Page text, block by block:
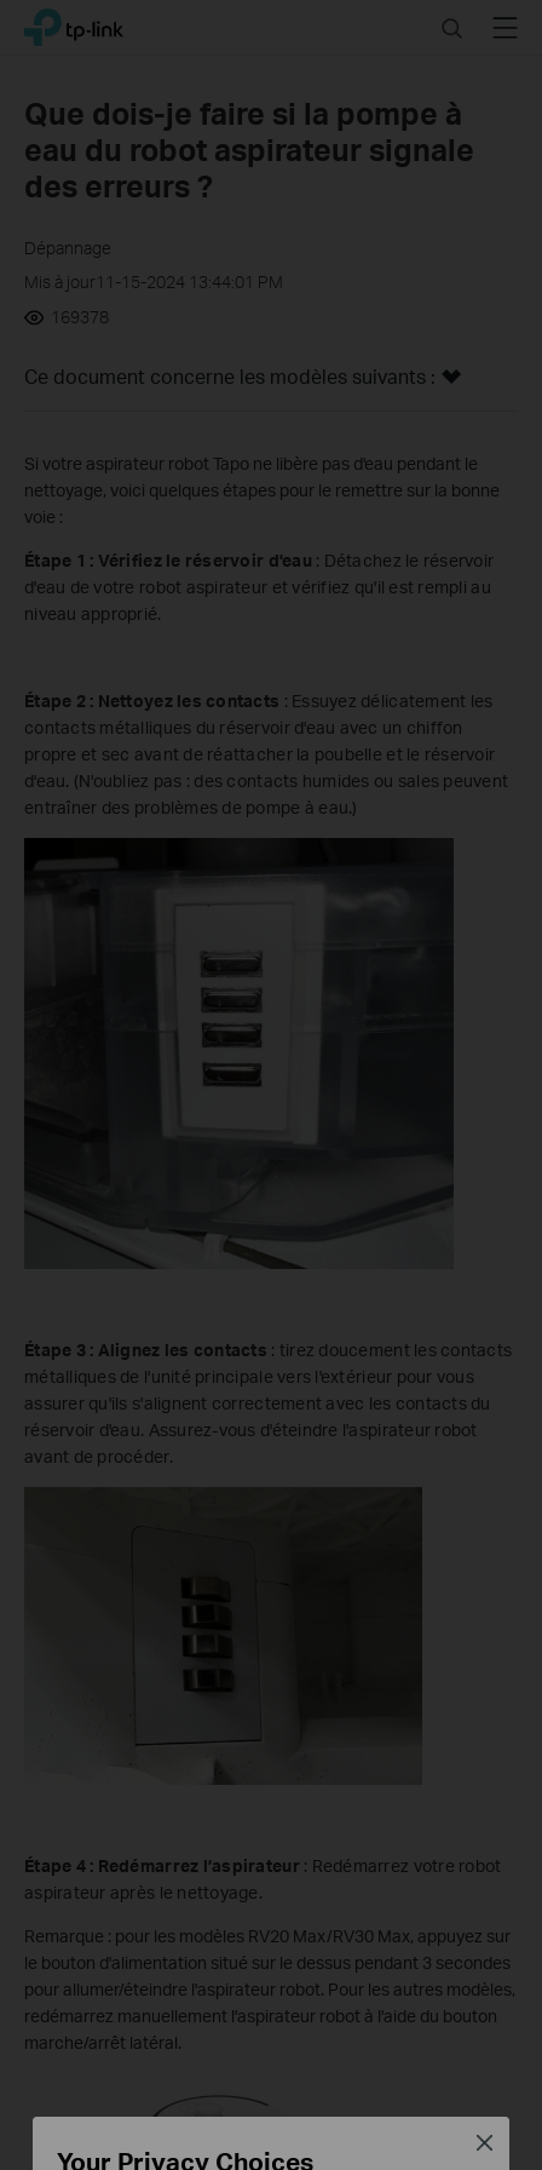
Click
navigation
TP-Link, Reliably Smart SearchMenu
Que dois-je faire si la pompe à
eau du robot aspirateur signale
des erreurs ?
Dépannage
Mis à jour11-15-2024 13:44:01 PM
169378
Ce document concerne les modèles suivants :
Si votre aspirateur robot Tapo ne libère pas d'eau pendant le
nettoyage, voici quelques étapes pour le remettre sur la bonne
voie :
Étape 1 : Vérifiez le réservoir d'eau : Détachez le réservoir
d'eau de votre robot aspirateur et vérifiez qu'il est rempli au
niveau approprié.
Étape 2 : Nettoyez les contacts : Essuyez délicatement les
contacts métalliques du réservoir d'eau avec un chiffon
propre et sec avant de réattacher la poubelle et le réservoir
d'eau. (N'oubliez pas : des contacts humides ou sales peuvent
entraîner des problèmes de pompe à eau.)
Étape 3 : Alignez les contacts : tirez doucement les contacts
métalliques de l'unité principale vers l'extérieur pour vous
assurer qu'ils s'alignent correctement avec les contacts du
réservoir d'eau. Assurez-vous d'éteindre l'aspirateur robot
avant de procéder.
Étape 4 : Redémarrez l’aspirateur : Redémarrez votre robot
aspirateur après le nettoyage.
Remarque : pour les modèles RV20 Max/RV30 Max, appuyez sur
le bouton d'alimentation situé sur le dessus pendant 3 secondes
pour allumer/éteindre l'aspirateur robot. Pour les autres modèles,
redémarrez manuellement l'aspirateur robot à l'aide du bouton
marche/arrêt latéral.
Your Privacy Choices
Close